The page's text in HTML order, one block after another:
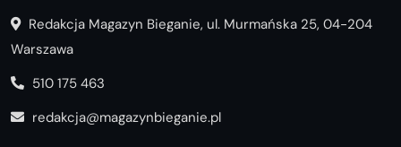
Redakcja Magazyn Bieganie, ul. Murmańska 25, 04-204
Warszawa
510 175 463
redakcja@magazynbieganie.pl